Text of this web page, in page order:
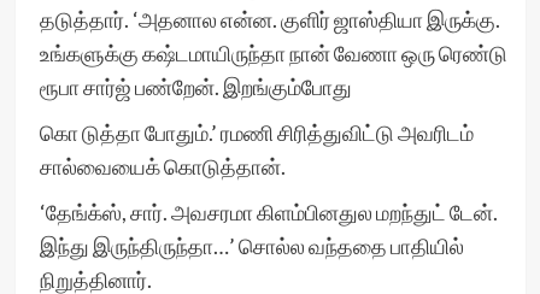
தடுத்தார். ‘அதனால என்ன. குளிர் ஜாஸ்தியா இருக்கு.
உங்களுக்கு கஷ்டமாயிருந்தா நான் வேணா ஒரு ரெண்டு
ரூபா சார்ஜ் பண்றேன். இறங்கும்போது
கொ டுத்தா போதும்.’ ரமணி சிரித்துவிட்டு அவரிடம்
சால்வையைக் கொடுத்தான்.
‘தேங்க்ஸ், சார். அவசரமா கிளம்பினதுல மறந்துட் டேன்.
இந்து இருந்திருந்தா…’ சொல்ல வந்ததை பாதியில்
நிறுத்தினார்.